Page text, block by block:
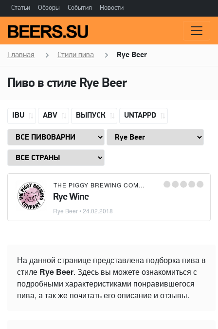
Статьи Обзоры События Новости
Главная Стили пива Rye Beer
Пиво в стиле Rye Beer
IBU ABV ВЫПУСК UNTAPPD
THE PIGGY BREWING COMPANY
Rye Wine
Rye Beer•24.02.2018
На данной странице представлена подборка пива в
стиле Rye Beer. Здесь вы можете ознакомиться с
подробными характеристиками понравившегося
пива, а так же почитать его описание и отзывы.